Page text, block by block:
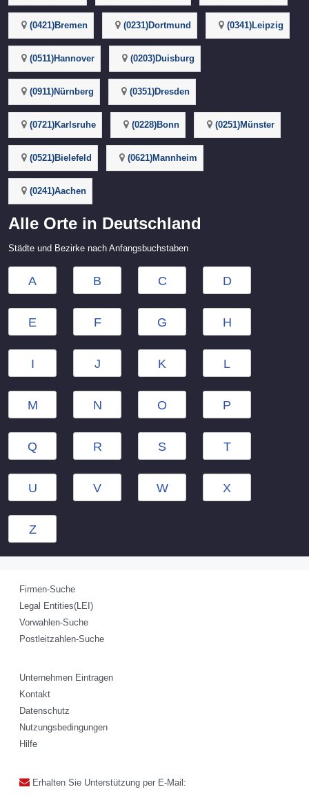
(0421)Bremen (0231)Dortmund (0341)Leipzig
(0511)Hannover (0203)Duisburg
(0911)Nürnberg (0351)Dresden
(0721)Karlsruhe (0228)Bonn (0251)Münster
(0521)Bielefeld (0621)Mannheim
(0241)Aachen
Alle Orte in Deutschland
Städte und Bezirke nach Anfangsbuchstaben
A B C D
E F G H
I J K L
M N O P
Q R S T
U V W X
Z
Firmen-Suche
Legal Entities(LEI)
Vorwahlen-Suche
Postleitzahlen-Suche
Unternehmen Eintragen
Kontakt
Datenschutz
Nutzungsbedingungen
Hilfe
Erhalten Sie Unterstützung per E-Mail: